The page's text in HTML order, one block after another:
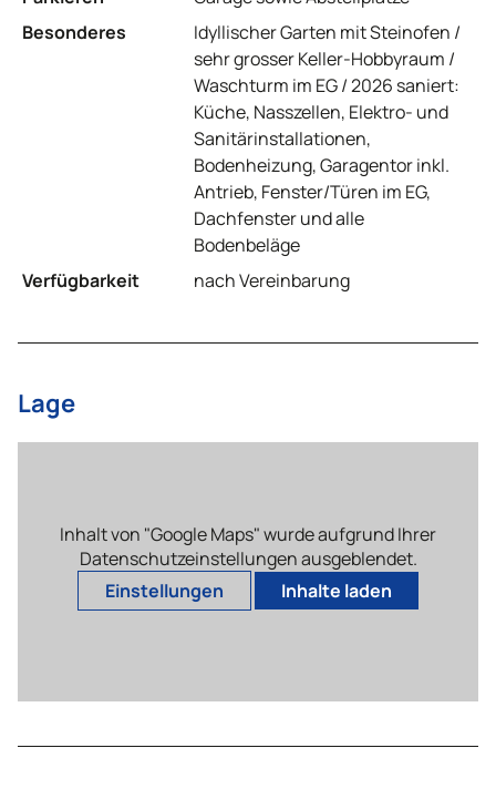
Besonderes
Idyllischer Garten mit Steinofen /
sehr grosser Keller-Hobbyraum /
Waschturm im EG / 2026 saniert:
Küche, Nasszellen, Elektro- und
Sanitärinstallationen,
Bodenheizung, Garagentor inkl.
Antrieb, Fenster/Türen im EG,
Dachfenster und alle
Bodenbeläge
Verfügbarkeit
nach Vereinbarung
Lage
Inhalt von "Google Maps" wurde aufgrund Ihrer
Datenschutzeinstellungen ausgeblendet.
Einstellungen
Inhalte laden